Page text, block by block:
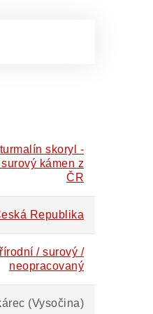
skoryl -
kámen z
ČR
Republika
/ surový /
neopracovaný
(Vysočina)